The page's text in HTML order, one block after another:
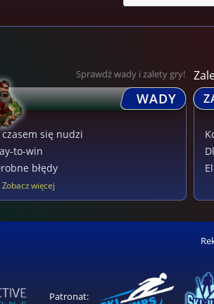
Sprawdź wady i zalety gry!
WADY
czasem się nudzi
to-win
błędy
Zobacz więcej
Patronat: